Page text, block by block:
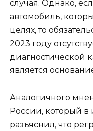
случая. Однако,
автомобиль,
целях, то
2023 году
диагностической
является
Аналогичного
России, который
разъяснил, что